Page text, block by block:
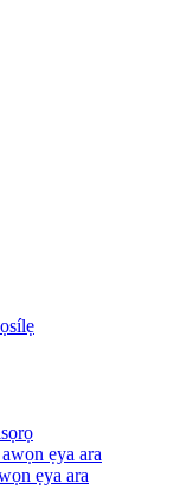
ẹya ara
ẹya ara